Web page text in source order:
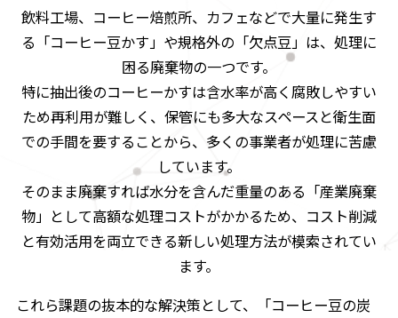
飲料工場、コーヒー焙煎所、カフェなどで大量に発生す
る「コーヒー豆かす」や規格外の「欠点豆」は、処理に
困る廃棄物の一つです。
特に抽出後のコーヒーかすは含水率が高く腐敗しやすい
ため再利用が難しく、保管にも多大なスペースと衛生面
での手間を要することから、多くの事業者が処理に苦慮
しています。
そのまま廃棄すれば水分を含んだ重量のある「産業廃棄
物」として高額な処理コストがかかるため、コスト削減
と有効活用を両立できる新しい処理方法が模索されてい
ます。
これら課題の抜本的な解決策として、「コーヒー豆の炭